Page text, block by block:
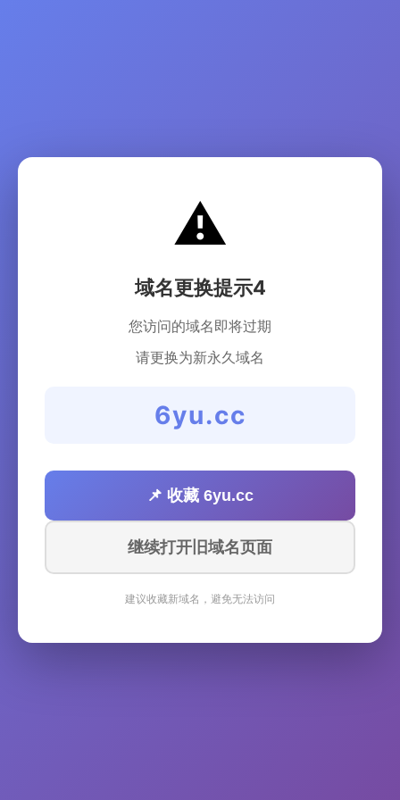
⚠️
域名更换提示4
您访问的域名即将过期
请更换为新永久域名
6yu.cc
📌 收藏 6yu.cc
继续打开旧域名页面
建议收藏新域名，避免无法访问